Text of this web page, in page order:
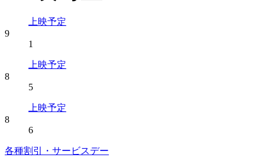
上映予定
9
1
上映予定
8
5
上映予定
8
6
各種割引・サービスデー